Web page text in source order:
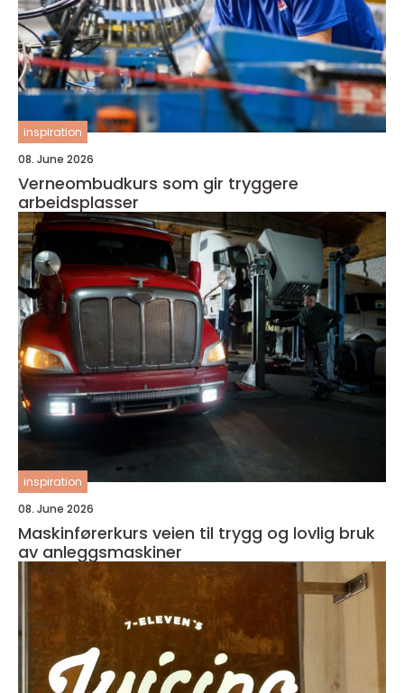
inspiration
08. June 2026
Verneombudkurs som gir tryggere
arbeidsplasser
inspiration
08. June 2026
Maskinførerkurs veien til trygg og lovlig bruk
av anleggsmaskiner